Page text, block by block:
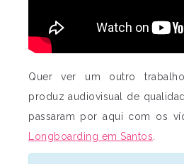
Quer ver um outro
produz audiovisual de
passaram por aqui com os
Longboarding em Santos